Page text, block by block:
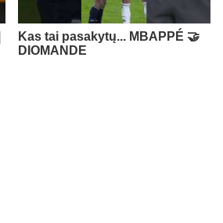
Kas tai pasakytų... MBAPPÉ 🤝
DIOMANDE